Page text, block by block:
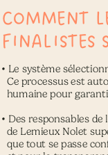
COMMENT
FINALISTES
• Le système
Ce processus est
humaine pour garantir
• Des responsables
de Lemieux Nolet
que tout se passe